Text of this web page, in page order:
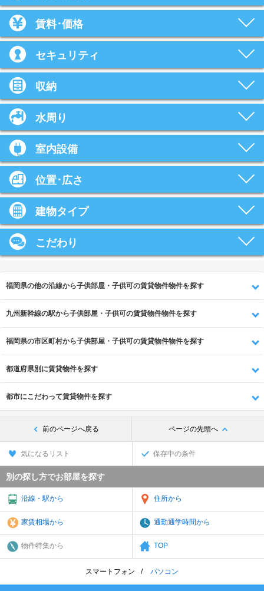
賃料･価格
セキュリティ
収納
水周り
室内設備
位置･広さ
建物タイプ
こだわり
福岡県の他の沿線から子供部屋・子供可の賃貸物件物件を探す
九州新幹線の駅から子供部屋・子供可の賃貸物件物件を探す
福岡県の市区町村から子供部屋・子供可の賃貸物件物件を探す
都道府県別に賃貸物件を探す
都市にこだわって賃貸物件を探す
前のページへ戻る ページの先頭へ
気になるリスト 保存中の条件
別の探し方でお部屋を探す
沿線・駅から 住所から
家賃相場から 通勤通学時間から
物件特集から TOP
スマートフォン パソコン